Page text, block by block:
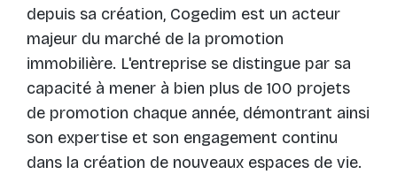
depuis sa création, Cogedim est un acteur
majeur du marché de la promotion
immobilière. L'entreprise se distingue par sa
capacité à mener à bien plus de 100 projets
de promotion chaque année, démontrant ainsi
son expertise et son engagement continu
dans la création de nouveaux espaces de vie.